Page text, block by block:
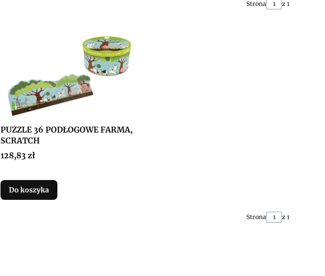
Strona z 1
PUZZLE 36 PODŁOGOWE FARMA,
SCRATCH
Cena
128,83 zł
Do koszyka
Strona z 1